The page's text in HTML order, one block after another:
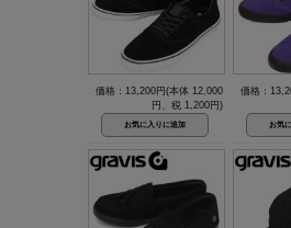
価格：13,200円(本体 12,000
円、税 1,200円)
価格：